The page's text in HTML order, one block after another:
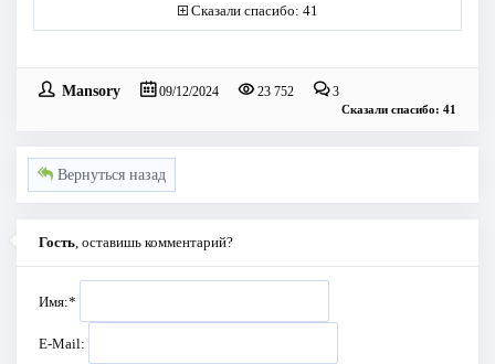
Сказали спасибо: 41
Mansory 09/12/2024 23 752 3
Сказали спасибо: 41
Вернуться назад
Гость, оставишь комментарий?
Имя:*
E-Mail: